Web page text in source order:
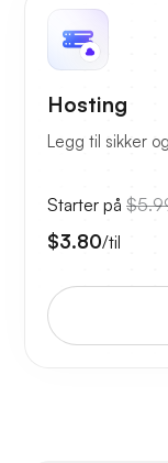
Hosting
Legg til sikker
Starter på
$3.80/til